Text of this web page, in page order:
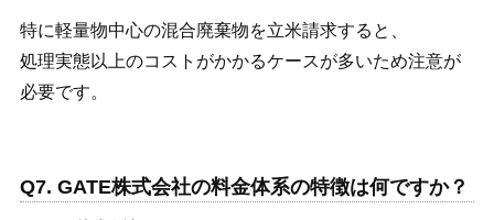
特に軽量物中心の混合廃棄物を立米請求すると、
処理実態以上のコストがかかるケースが多いため注意が
必要です。
Q7. GATE株式会社の料金体系の特徴は何ですか？